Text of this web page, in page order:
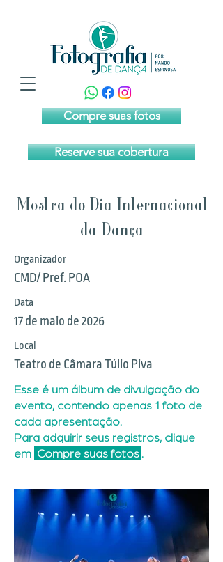
Compre suas fotos
Reserve sua cobertura
Mostra do Dia Internacional
da Dança
Organizador
CMD/ Pref. POA
Data
17 de maio de 2026
Local
Teatro de Câmara Túlio Piva
Esse é um álbum de divulgação do
evento, contendo apenas 1 foto de
cada apresentação.
Para adquirir seus registros, clique
em Compre suas fotos .